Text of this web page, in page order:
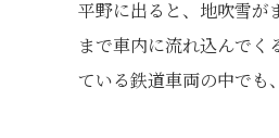
平野に出ると、地吹雪が
まで車内に流れ込んでく
ている鉄道車両の中でも